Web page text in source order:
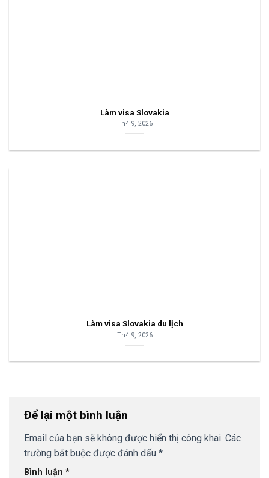
Làm visa Slovakia
Th4 9, 2026
Làm visa Slovakia du lịch
Th4 9, 2026
Để lại một bình luận
Email của bạn sẽ không được hiển thị công khai. Các
trường bắt buộc được đánh dấu *
Bình luận *